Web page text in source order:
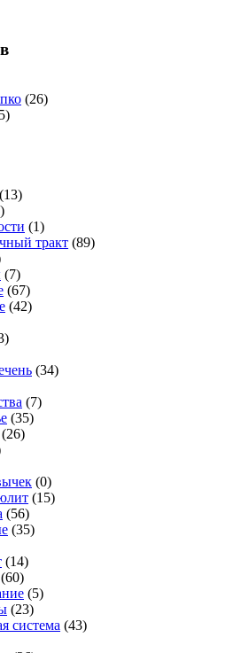
(26)
(13)
(1)
тракт (89)
(7)
(67)
(42)
(34)
(7)
(35)
(26)
(0)
(15)
(56)
(35)
(14)
(60)
(5)
(23)
система (43)